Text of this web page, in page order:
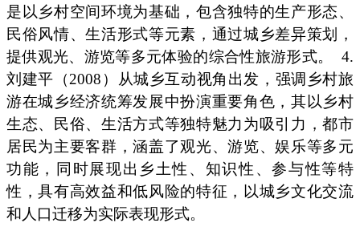
是以乡村空间环境为基础，包含独特的生产形态、
民俗风情、生活形式等元素，通过城乡差异策划，
提供观光、游览等多元体验的综合性旅游形式。
4.
刘建平（2008）从城乡互动视角出发，强调乡村旅
游在城乡经济统筹发展中扮演重要角色，其以乡村
生态、民俗、生活方式等独特魅力为吸引力，都市
居民为主要客群，涵盖了观光、游览、娱乐等多元
功能，同时展现出乡土性、知识性、参与性等特
性，具有高效益和低风险的特征，以城乡文化交流
和人口迁移为实际表现形式。